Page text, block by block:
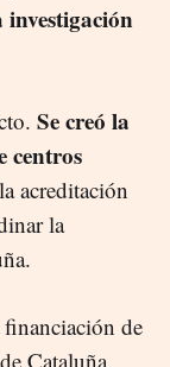
investigación
Se creó la
centros
acreditación
la
de
Cataluña,